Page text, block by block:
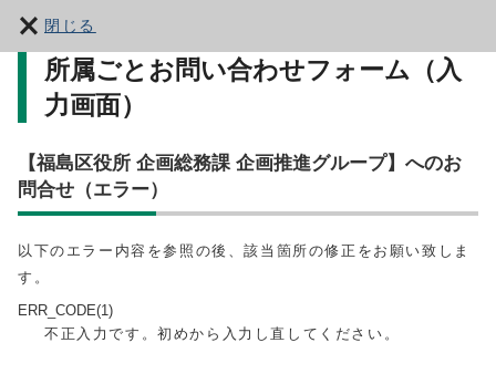
閉じる
所属ごとお問い合わせフォーム（入
力画面）
【福島区役所 企画総務課 企画推進グループ】へのお
問合せ（エラー）
以下のエラー内容を参照の後、該当箇所の修正をお願い致しま
す。
ERR_CODE(1)
不正入力です。初めから入力し直してください。